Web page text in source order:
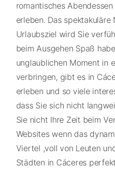
romantisches
erleben. Das
Urlaubsziel wird Sie
beim Ausgehen Spaß
unglaublichen Moment in
verbringen, gibt es in
erleben und so viele
dass Sie sich nicht
Sie nicht Ihre Zeit beim
Websites wenn das
Viertel ,voll von Leuten
Städten in Cáceres